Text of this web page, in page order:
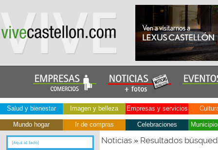
Salud y bienestar Imagen y belleza Empresas y servicios
Mundo hogar Ir de compras Celebraciones
Noticias» Resultados